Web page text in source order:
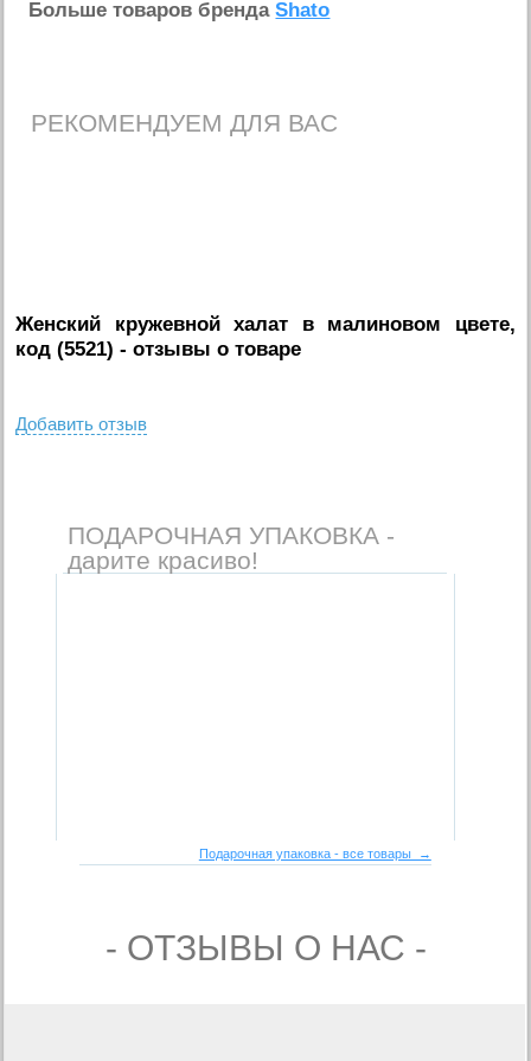
Больше товаров брендаShato
РЕКОМЕНДУЕМ ДЛЯ ВАС
Женский кружевной халат в малиновом цвете,
код (5521) - отзывы о товаре
Добавить отзыв
ПОДАРОЧНАЯ УПАКОВКА -
дарите красиво!
Подарочная упаковка - все товары →
- ОТЗЫВЫ О НАС -